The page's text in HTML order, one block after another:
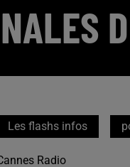
Les flashs infos
Radio